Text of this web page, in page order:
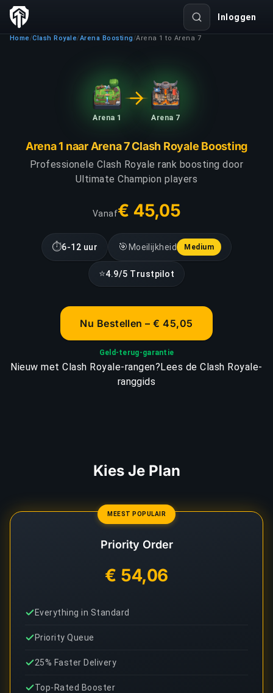
Inloggen
Home /Clash Royale/Arena Boosting /Arena 1 to Arena 7
Arena 1 Arena 7
Arena 1 naar Arena 7 Clash Royale Boosting
Professionele Clash Royale rank boosting door
Ultimate Champion players
Vanaf€ 45,05
⏱6-12 uur 🎯 Moeilijkheid Medium
⭐4.9/5 Trustpilot
Nu Bestellen – € 45,05
Geld-terug-garantie
Nieuw met Clash Royale-rangen?Lees de Clash Royale-
ranggids
Kies Je Plan
MEEST POPULAIR
Priority Order
€ 54,06
Everything in Standard
Priority Queue
25% Faster Delivery
Top-Rated Booster